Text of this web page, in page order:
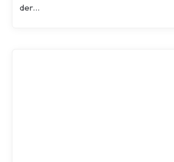
der…